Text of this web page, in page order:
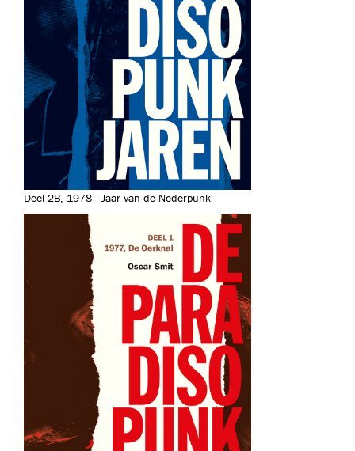
Deel 2B, 1978 - Jaar van de Nederpunk